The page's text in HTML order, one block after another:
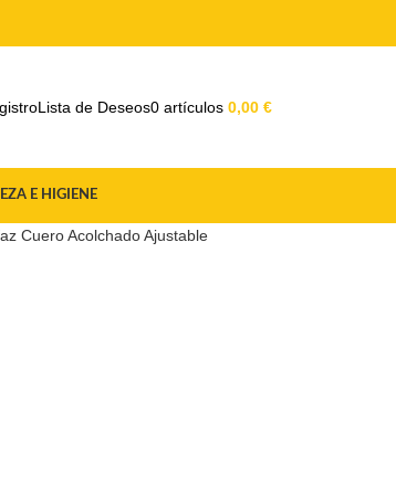
Lista de Deseos0 artículos 0,00 €
E HIGIENE
Cuero Acolchado Ajustable